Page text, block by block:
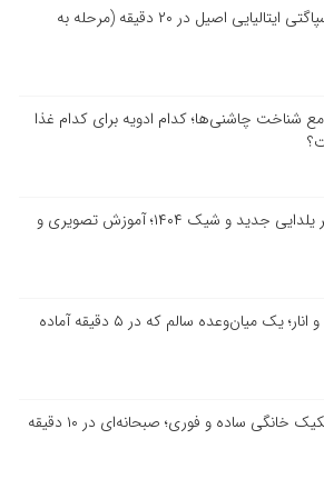
طرز تهیه اسپاگتی ایتالیایی اصیل در ۲۰ دقیقه (مرحله به
شناخت چاشنی‌ها؛ کدام ادویه برای کدام غذا
۱۰ مدل دسر یلدایی جدید و شیک ۱۴۰۴؛ آموزش تصویری و
دسر ماست و انار؛ یک میان‌وعده سالم که در ۵ دقیقه آماده
خانگی ساده و فوری؛ صبحانه‌ای در ۱۰ دقیقه